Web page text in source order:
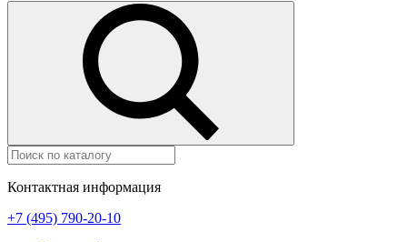
Контактная информация
+7 (495) 790-20-10